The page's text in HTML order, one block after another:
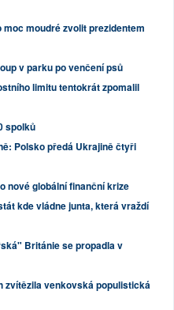
moc moudré zvolit prezidentem
v parku po venčení psů
limitu tentokrát zpomalil
spolků
Polsko předá Ukrajině čtyři
nové globální finanční krize
kde vládne junta, která vraždí
Británie se propadla v
zvítězila venkovská populistická